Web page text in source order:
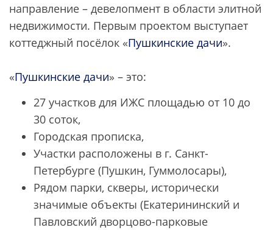
направление – девелопмент в области элитной
недвижимости. Первым проектом выступает
коттеджный посёлок «Пушкинские дачи».
«Пушкинские дачи» – это:
27 участков для ИЖС площадью от 10 до
30 соток,
Городская прописка,
Участки расположены в г. Санкт-
Петербурге (Пушкин, Гуммолосары),
Рядом парки, скверы, исторически
значимые объекты (Екатерининский и
Павловский дворцово-парковые